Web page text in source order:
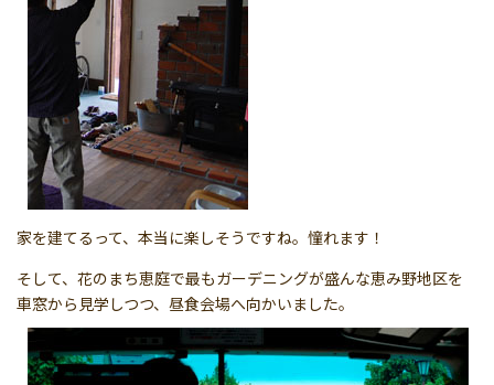
家を建てるって、本当に楽しそうですね。憧れます！
そして、花のまち恵庭で最もガーデニングが盛んな恵み野地区を
車窓から見学しつつ、昼食会場へ向かいました。